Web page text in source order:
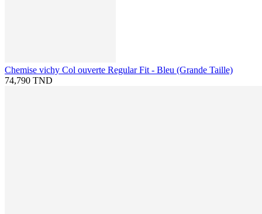
Chemise vichy Col ouverte Regular Fit - Bleu (Grande Taille)
74,790 TND